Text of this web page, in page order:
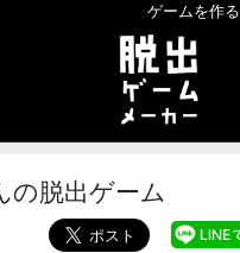
ゲームを作る
の脱出ゲーム